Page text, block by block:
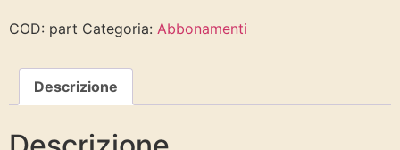
COD: part Categoria: Abbonamenti
Descrizione